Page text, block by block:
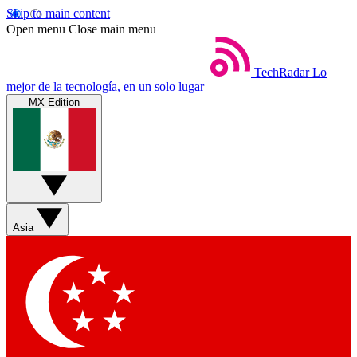
Skip to main content
Open menu Close main menu
TechRadar Lo
mejor de la tecnología, en un solo lugar
MX Edition
Asia